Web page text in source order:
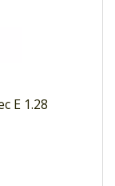
E 1.28